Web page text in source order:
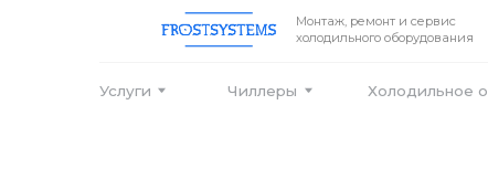
Монтаж, ремонт и сервис
холодильного оборудования